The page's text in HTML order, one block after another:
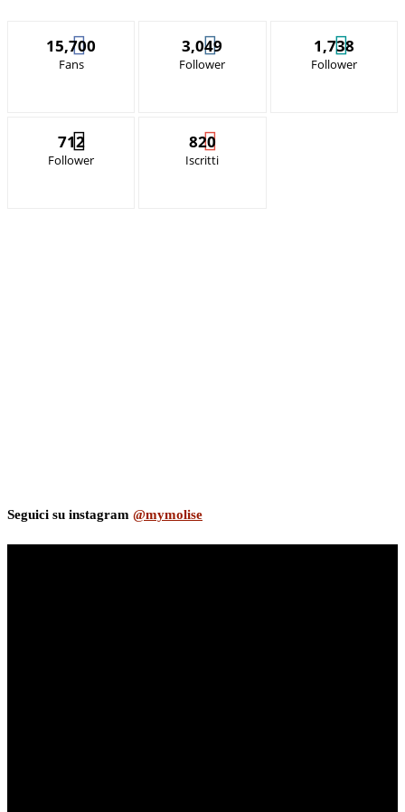
15,700
Fans
3,049
Follower
1,738
Follower
712
Follower
820
Iscritti
Seguici su instagram @mymolise